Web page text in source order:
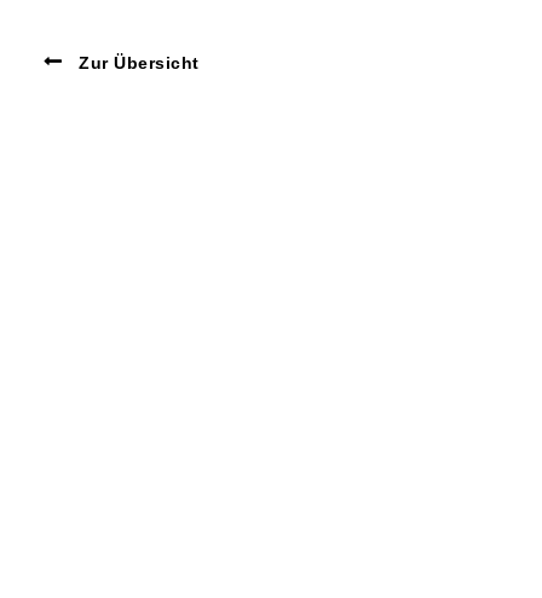
Zur Übersicht